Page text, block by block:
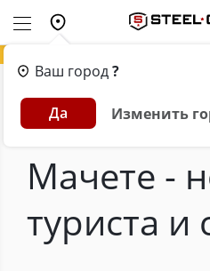
Ваш город?
Да Изменить
Главная Обзоры Мачете
Мачете -
туриста и